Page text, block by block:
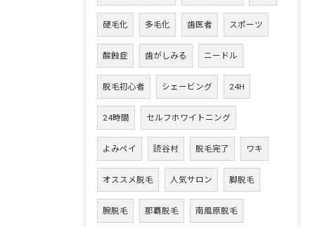
硬毛化 多毛化 歯医者 スポーツ
酸蝕症 歯がしみる ニードル
脱毛初心者 シェービング 24H
24時間 セルフホワイトニング
よみペイ 読谷村 脱毛完了 ワキ
オススメ脱毛 人気サロン 脚脱毛
腕脱毛 那覇脱毛 南風原脱毛